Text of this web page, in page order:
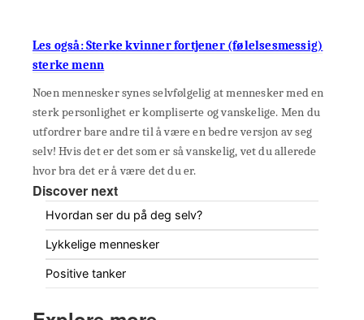
Les også: Sterke kvinner fortjener (følelsesmessig)
sterke menn
Noen mennesker synes selvfølgelig at mennesker med en
sterk personlighet er kompliserte og vanskelige. Men du
utfordrer bare andre til å være en bedre versjon av seg
selv! Hvis det er det som er så vanskelig, vet du allerede
hvor bra det er å være det du er.
Discover next
Hvordan ser du på deg selv?
Lykkelige mennesker
Positive tanker